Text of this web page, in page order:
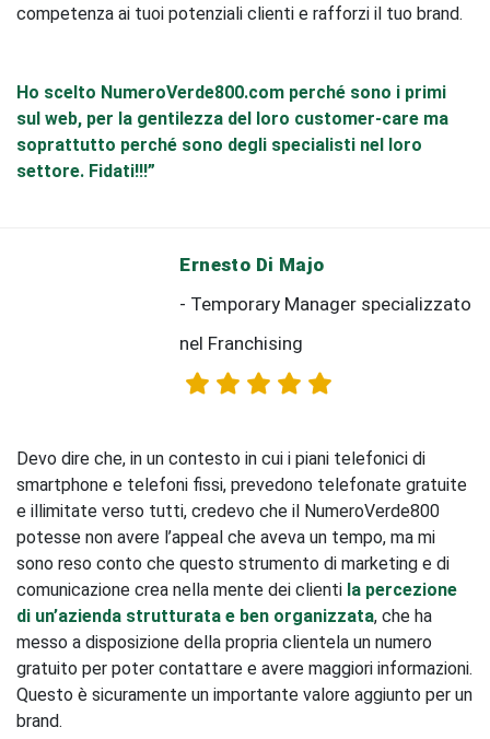
competenza ai tuoi potenziali clienti e rafforzi il tuo brand.
Ho scelto NumeroVerde800.com perché sono i primi
sul web, per la gentilezza del loro customer-care ma
soprattutto perché sono degli specialisti nel loro
settore. Fidati!!!”
Ernesto Di Majo
- Temporary Manager specializzato
nel Franchising
Devo dire che, in un contesto in cui i piani telefonici di
smartphone e telefoni fissi, prevedono telefonate gratuite
e illimitate verso tutti, credevo che il NumeroVerde800
potesse non avere l’appeal che aveva un tempo, ma mi
sono reso conto che questo strumento di marketing e di
comunicazione crea nella mente dei clienti la percezione
di un’azienda strutturata e ben organizzata, che ha
messo a disposizione della propria clientela un numero
gratuito per poter contattare e avere maggiori informazioni.
Questo è sicuramente un importante valore aggiunto per un
brand.